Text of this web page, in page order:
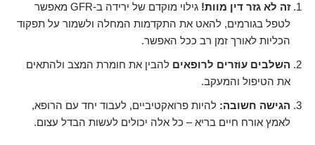
זה לא גזר דין מוות!
גילוי מוקדם של ירידה ב-GFR מאפשר
לטפל בגורמים, להאט את התקדמות המחלה ולשמור על תפקוד
הכליות לאורך זמן רב ככל האפשר.
השלבים עוזרים לרופאים להבין את חומרת המצב ולהתאים
את הטיפול והמעקב.
הגישה חשובה: להיות פרואקטיביים, לעבוד יחד עם הרופא,
לאמץ אורח חיים בריא – כל אלה יכולים לעשות הבדל עצום.